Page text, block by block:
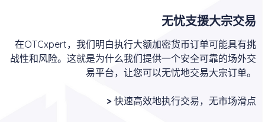
无忧支援大宗交易
在OTCxpert，我们明白执行大额加密货币订单可能具有挑
战性和风险。这就是为什么我们提供一个安全可靠的场外交
易平台，让您可以无忧地交易大宗订单。
> 快速高效地执行交易，无市场滑点